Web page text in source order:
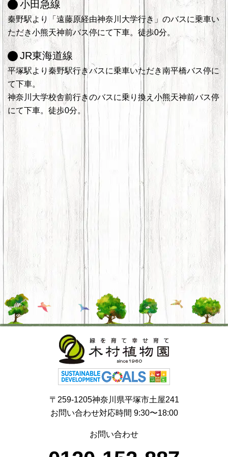
小田急線
秦野駅より「遠藤原経由神奈川大学行き」のバスに乗車い
ただき小熊天神前バス停にて下車。徒歩0分。
JR東海道線
平塚駅より秦野駅行きバスに乗車いただき南平橋バス停に
て下車。
神奈川大学校舎前行きのバスに乗り換え小熊天神前バス停
にて下車。徒歩0分。
〒259-1205神奈川県平塚市土屋241
お問い合わせ対応時間 9:30〜18:00
お問い合わせ